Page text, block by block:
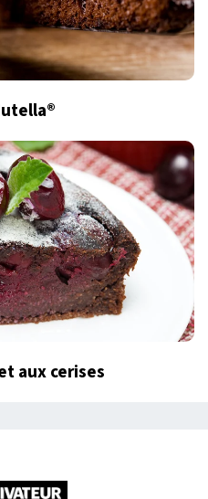
aux cerises